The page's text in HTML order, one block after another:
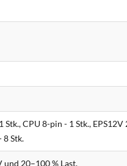
Stk., CPU 8-pin - 1 Stk.,
8 Stk.
und 20–100 % Last.